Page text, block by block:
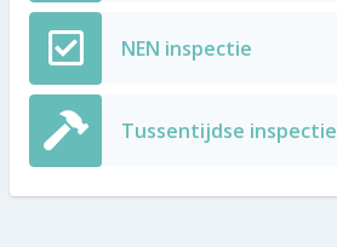
NEN inspectie
Tussentijdse inspectie